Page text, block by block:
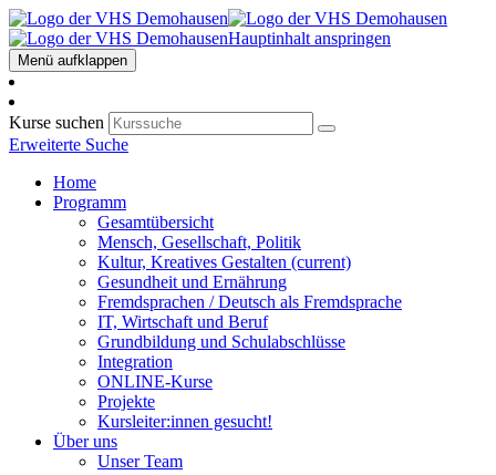
Hauptinhalt anspringen
Menü aufklappen
Kurse suchen
Erweiterte Suche
Home
Programm
Gesamtübersicht
Mensch, Gesellschaft, Politik
Kultur, Kreatives Gestalten (current)
Gesundheit und Ernährung
Fremdsprachen / Deutsch als Fremdsprache
IT, Wirtschaft und Beruf
Grundbildung und Schulabschlüsse
Integration
ONLINE-Kurse
Projekte
Kursleiter:innen gesucht!
Über uns
Unser Team